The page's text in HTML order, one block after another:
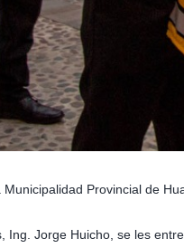
Provincial de
Ing. Jorge Huicho, se les